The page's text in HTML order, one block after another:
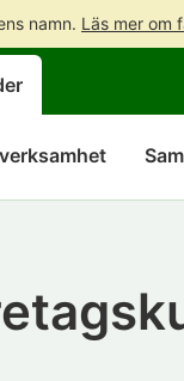
namn. Läs mer om